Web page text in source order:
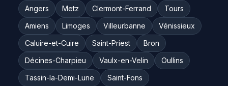
Angers
Metz Clermont-Ferrand
Tours
Amiens
Limoges Villeurbanne
Vénissieux
Caluire-et-Cuire
Saint-Priest
Bron
Décines-Charpieu
Vaulx-en-Velin
Oullins
Tassin-la-Demi-Lune
Saint-Fons